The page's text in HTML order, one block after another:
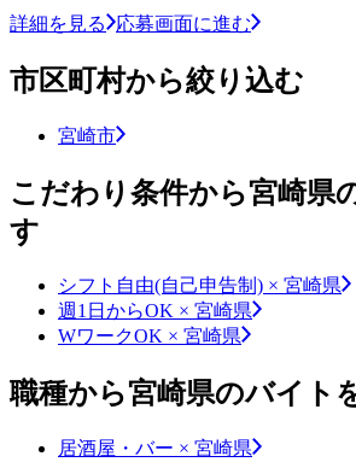
詳細を見る 応募画面に進む
市区町村から絞り込む
宮崎市
こだわり条件から宮崎県
す
シフト自由(自己申告制) × 宮崎県
週1日からOK × 宮崎県
WワークOK × 宮崎県
職種から宮崎県のバイト
居酒屋・バー × 宮崎県